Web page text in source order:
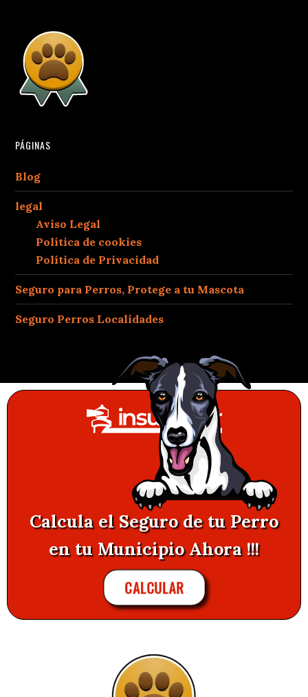
PÁGINAS
Blog
legal
Aviso Legal
Política de cookies
Política de Privacidad
Seguro para Perros, Protege a tu Mascota
Seguro Perros Localidades
Calcula el Seguro de tu Perro
en tu Municipio Ahora !!!
CALCULAR